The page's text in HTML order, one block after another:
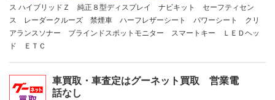
ス ハイブリッドＺ 純正８型ディスプレイ ナビキット セーフティセン
ス レーダークルーズ 禁煙車 ハーフレザーシート パワーシート クリ
アランスソナー ブラインドスポットモニター スマートキー ＬＥＤヘッ
ド ＥＴＣ
車買取・車査定はグーネット買取 営業電
話なし